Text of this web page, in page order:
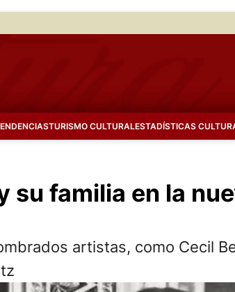
TURISMO CULTURALESTADÍSTICAS
su familia en la
artistas, como Cecil